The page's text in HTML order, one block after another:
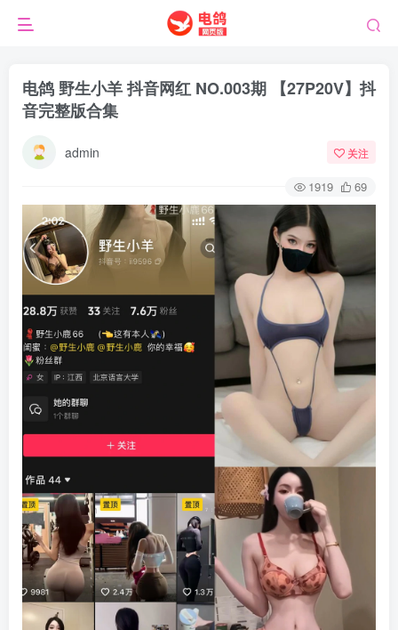
电鸽 野生小羊 抖音网红 NO.003期 【27P20V】抖
音完整版合集
admin 关注
1919 69